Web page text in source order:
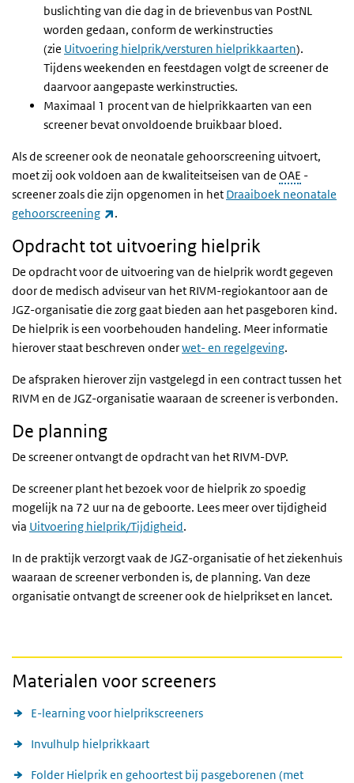
buslichting van die dag in de brievenbus van PostNL
worden gedaan, conform de werkinstructies
(zie Uitvoering hielprik/versturen hielprikkaarten).
Tijdens weekenden en feestdagen volgt de screener de
daarvoor aangepaste werkinstructies.
Maximaal 1 procent van de hielprikkaarten van een
screener bevat onvoldoende bruikbaar bloed.
Als de screener ook de neonatale gehoorscreening uitvoert,
moet zij ook voldoen aan de kwaliteitseisen van de OAE -
screener zoals die zijn opgenomen in het Draaiboek neonatale
gehoorscreening
(externe link)
.
Opdracht tot uitvoering hielprik
De opdracht voor de uitvoering van de hielprik wordt gegeven
door de medisch adviseur van het RIVM-regiokantoor aan de
JGZ-organisatie die zorg gaat bieden aan het pasgeboren kind.
De hielprik is een voorbehouden handeling. Meer informatie
hierover staat beschreven onderwet- en regelgeving.
De afspraken hierover zijn vastgelegd in een contract tussen het
RIVM en de JGZ-organisatie waaraan de screener is verbonden.
De planning
De screener ontvangt de opdracht van het RIVM-DVP.
De screener plant het bezoek voor de hielprik zo spoedig
mogelijk na 72 uur na de geboorte. Lees meer over tijdigheid
via Uitvoering hielprik/Tijdigheid.
In de praktijk verzorgt vaak de JGZ-organisatie of het ziekenhuis
waaraan de screener verbonden is, de planning. Van deze
organisatie ontvangt de screener ook de hielprikset en lancet.
Materialen voor screeners
E-learning voor hielprikscreeners
Invulhulp hielprikkaart
Folder Hielprik en gehoortest bij pasgeborenen (met